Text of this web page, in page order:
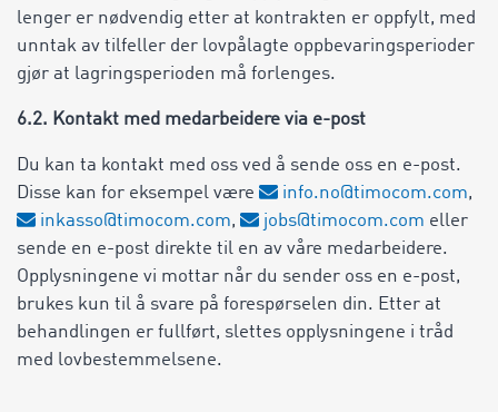
lenger er nødvendig etter at kontrakten er oppfylt, med
unntak av tilfeller der lovpålagte oppbevaringsperioder
gjør at lagringsperioden må forlenges.
6.2. Kontakt med medarbeidere via e-post
Du kan ta kontakt med oss ved å sende oss en e-post.
Disse kan for eksempel være
info.no@timocom.com,
inkasso@timocom.com, jobs@timocom.com eller
sende en e-post direkte til en av våre medarbeidere.
Opplysningene vi mottar når du sender oss en e-post,
brukes kun til å svare på forespørselen din. Etter at
behandlingen er fullført, slettes opplysningene i tråd
med lovbestemmelsene.